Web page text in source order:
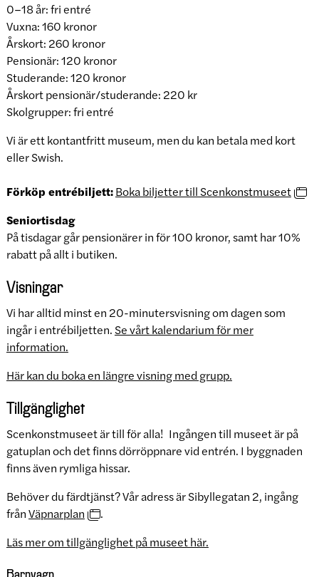
0–18 år: fri entré
Vuxna: 160 kronor
Årskort: 260 kronor
Pensionär: 120 kronor
Studerande: 120 kronor
Årskort pensionär/studerande: 220 kr
Skolgrupper: fri entré
Vi är ett kontantfritt museum, men du kan betala med kort
eller Swish.
Förköp entrébiljett:Boka biljetter till Scenkonstmuseet
Seniortisdag
På tisdagar går pensionärer in för 100 kronor, samt har 10%
rabatt på allt i butiken.
Visningar
Vi har alltid minst en 20-minutersvisning om dagen som
ingår i entrébiljetten.Se vårt kalendarium för mer
information.
Här kan du boka en längre visning med grupp.
Tillgänglighet
Scenkonstmuseet är till för alla! Ingången till museet är på
gatuplan och det finns dörröppnare vid entrén. I byggnaden
finns även rymliga hissar.
Behöver du färdtjänst? Vår adress är Sibyllegatan 2, ingång
frånVäpnarplan
.
Läs mer om tillgänglighet på museet här.